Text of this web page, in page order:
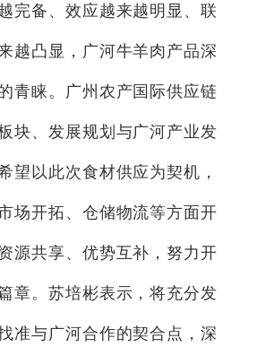
完备、效应越来越明显、联
越凸显，广河牛羊肉产品深
青睐。广州农产国际供应链
块、发展规划与广河产业发
望以此次食材供应为契机，
场开拓、仓储物流等方面开
源共享、优势互补，努力开
章。苏培彬表示，将充分发
准与广河合作的契合点，深